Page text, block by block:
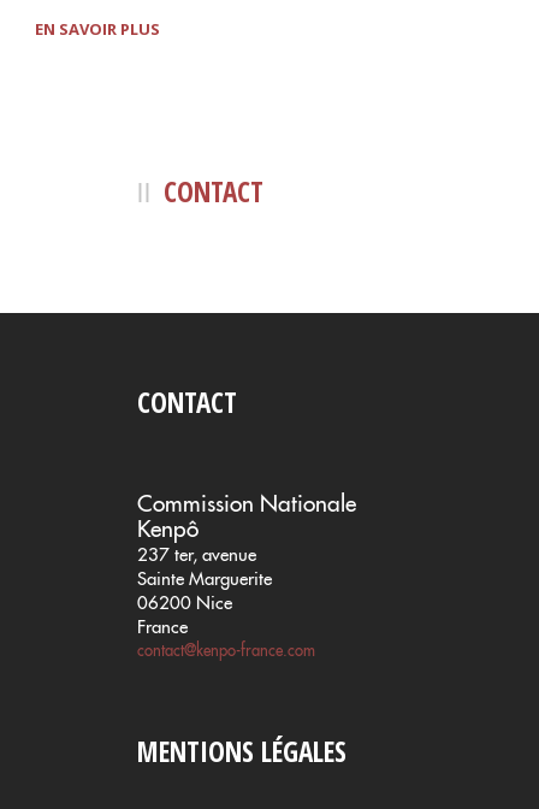
EN SAVOIR PLUS
CONTACT
CONTACT
Commission Nationale
Kenpô
237 ter, avenue
Sainte Marguerite
06200 Nice
France
contact@kenpo-france.com
MENTIONS LÉGALES